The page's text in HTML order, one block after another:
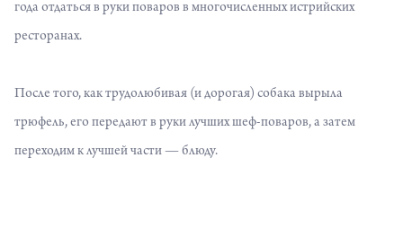
года отдаться в руки поваров в многочисленных истрийских
ресторанах.
После того, как трудолюбивая (и дорогая) собака вырыла
трюфель, его передают в руки лучших шеф-поваров, а затем
переходим к лучшей части — блюду.